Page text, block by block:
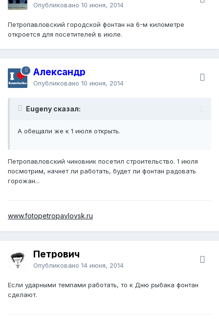
Опубликовано 10 июня, 2014
Петропавловский городской фонтан на 6-м километре
откроется для посетителей в июле.
Александр
Опубликовано 10 июня, 2014
Eugeny сказал:
А обещали же к 1 июля открыть.
Петропавловский чиновник посетил строительство. 1 июля
посмотрим, начнет ли работать, будет ли фонтан радовать
горожан...
www.fotopetropavlovsk.ru
Петрович
Опубликовано 14 июня, 2014
Если ударными темпами работать, то к Дню рыбака фонтан
сделают.